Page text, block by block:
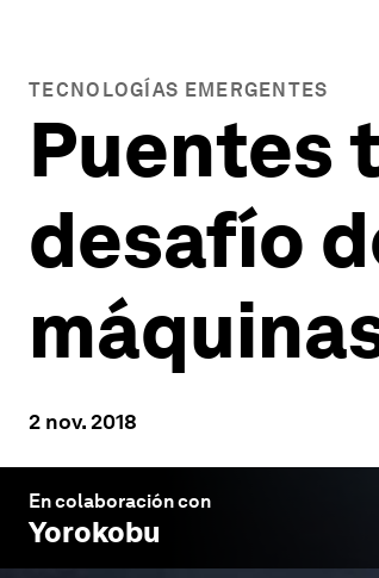
TECNOLOGÍAS EMERGENTES
Puentes
desafío
2 nov. 2018
En colaboración con
Yorokobu